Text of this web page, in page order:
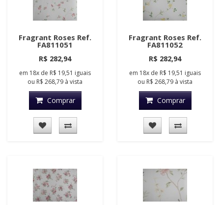
Fragrant Roses Ref.
FA811051
R$ 282,94
em 18x de R$ 19,51 iguais
ou R$ 268,79 à vista
Comprar
Fragrant Roses Ref.
FA811052
R$ 282,94
em 18x de R$ 19,51 iguais
ou R$ 268,79 à vista
Comprar